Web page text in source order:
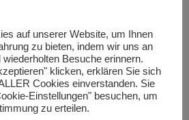
auf unserer Website, um Ihnen
zu bieten, indem wir uns an
Besuche erinnern.
klicken, erklären Sie sich
Cookies einverstanden. Sie
Einstellungen" besuchen, um
zu erteilen.